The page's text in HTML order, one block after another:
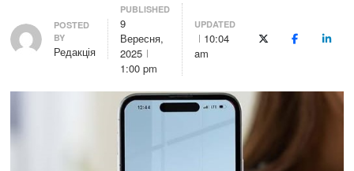
Author
POSTED
BY
Редакція
PUBLISHED
9
Вересня,
2025
1:00 pm
UPDATED
10:04
am
X (Twitter)Facebook